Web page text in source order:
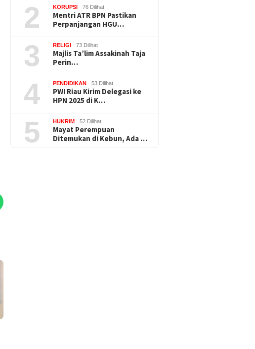
2 KORUPSI 76 Dilihat
Mentri ATR BPN Pastikan
Perpanjangan HGU…
3 RELIGI 73 Dilihat
Majlis Ta’lim Assakinah Taja
Perin…
4 PENDIDIKAN 53 Dilihat
PWI Riau Kirim Delegasi ke
HPN 2025 di K…
5 HUKRIM 52 Dilihat
Mayat Perempuan
Ditemukan di Kebun, Ada …